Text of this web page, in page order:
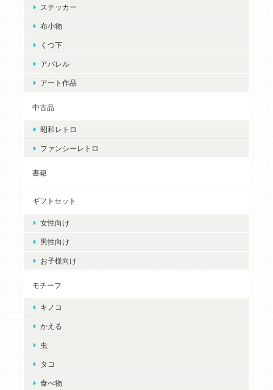
ステッカー
布小物
くつ下
アパレル
アート作品
中古品
昭和レトロ
ファンシーレトロ
書籍
ギフトセット
女性向け
男性向け
お子様向け
モチーフ
キノコ
かえる
虫
タコ
食べ物